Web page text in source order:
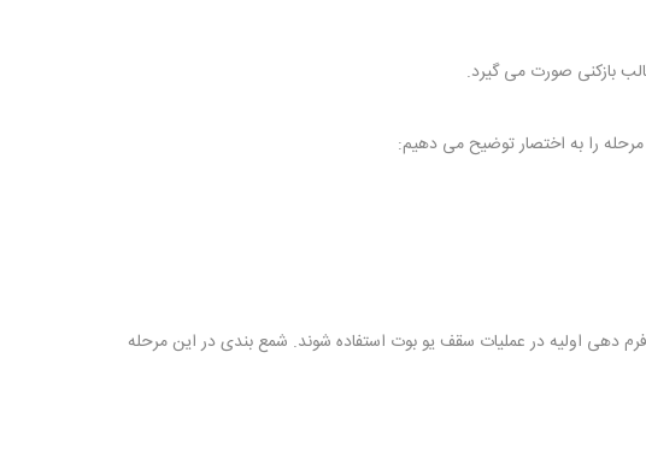
بازکنی صورت می گیرد.
دهی اولیه در عملیات سقف یو بوت استفاده شوند. شمع بندی در این مرحله